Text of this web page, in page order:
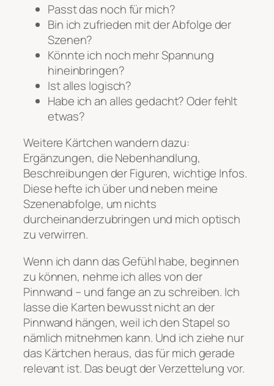
Passt das noch für mich?
Bin ich zufrieden mit der Abfolge der
Szenen?
Könnte ich noch mehr Spannung
hineinbringen?
Ist alles logisch?
Habe ich an alles gedacht? Oder fehlt
etwas?
Weitere Kärtchen wandern dazu:
Ergänzungen, die Nebenhandlung,
Beschreibungen der Figuren, wichtige Infos.
Diese hefte ich über und neben meine
Szenenabfolge, um nichts
durcheinanderzubringen und mich optisch
zu verwirren.
Wenn ich dann das Gefühl habe, beginnen
zu können, nehme ich alles von der
Pinnwand – und fange an zu schreiben. Ich
lasse die Karten bewusst nicht an der
Pinnwand hängen, weil ich den Stapel so
nämlich mitnehmen kann. Und ich ziehe nur
das Kärtchen heraus, das für mich gerade
relevant ist. Das beugt der Verzettelung vor.